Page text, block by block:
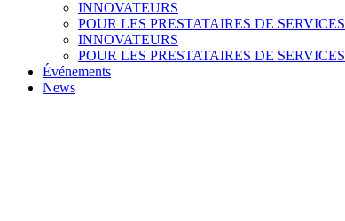
INNOVATEURS
POUR LES PRESTATAIRES DE SERVICES
INNOVATEURS
POUR LES PRESTATAIRES DE SERVICES
Événements
News